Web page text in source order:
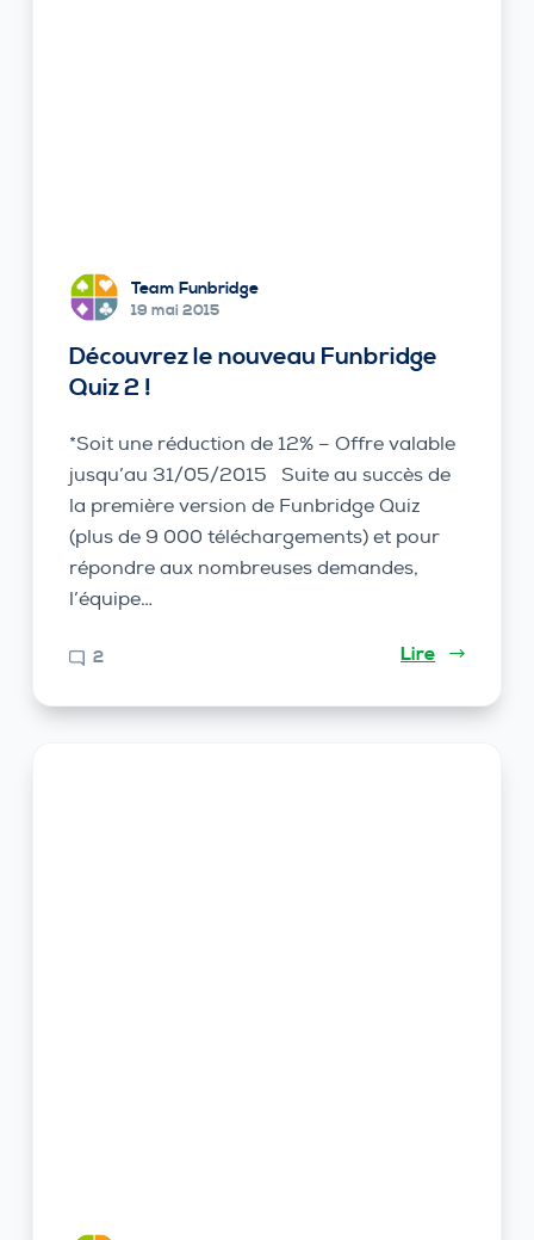
Team Funbridge
19 mai 2015
Découvrez le nouveau Funbridge
Quiz 2 !
*Soit une réduction de 12% – Offre valable
jusqu’au 31/05/2015 Suite au succès de
la première version de Funbridge Quiz
(plus de 9 000 téléchargements) et pour
répondre aux nombreuses demandes,
l’équipe…
2 Lire